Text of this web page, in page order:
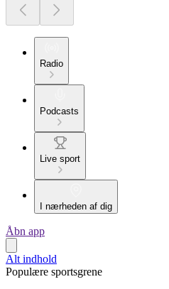
Radio
Podcasts
Live sport
I nærheden af dig
Åbn app
Alt indhold
Populære sportsgrene